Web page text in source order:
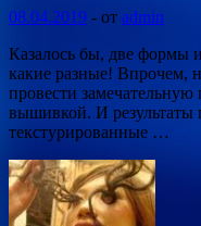
08.04.2019 - от admin
Казалось бы, две формы
какие разные! Впрочем,
провести
вышивкой. И результаты
текстурированные …